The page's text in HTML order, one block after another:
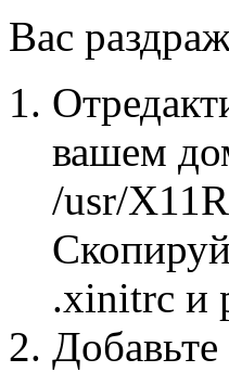
Вас
вашем
/usr/
.xinitrc и
Добавьте